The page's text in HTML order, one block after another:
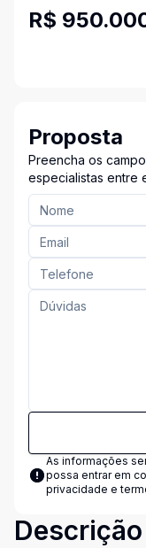
R$
Proposta
Preencha os
especialistas entre
As informações
possa entrar em
privacidade e
Descrição